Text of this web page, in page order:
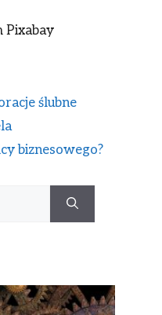
Pixabay
ślubne
biznesowego?